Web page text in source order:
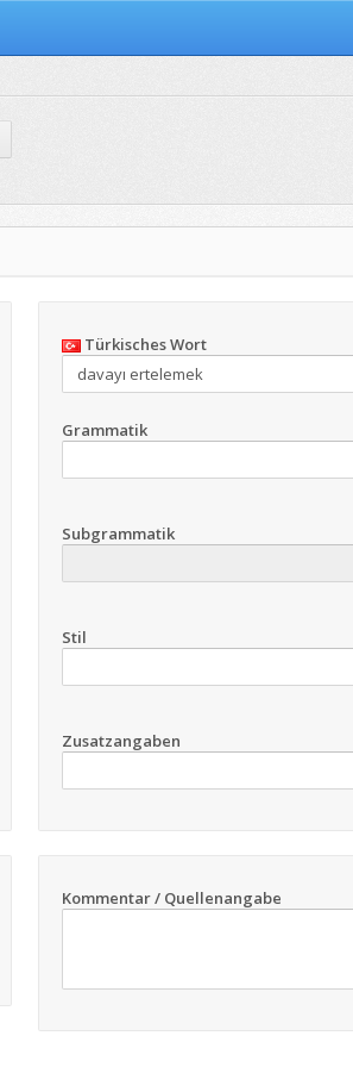
Türkisches Wort
Grammatik
Subgrammatik
Stil
Zusatzangaben
Kommentar / Quellenangabe